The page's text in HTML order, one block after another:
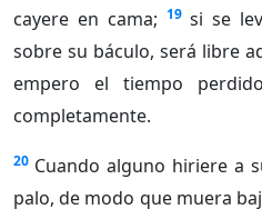
cayere en cama; 19 si se
sobre su báculo, será libre
empero el tiempo
completamente.
20 Cuando alguno hiriere a
palo, de modo que muera